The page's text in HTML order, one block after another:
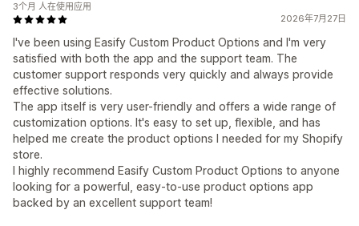
2026年7月27日
I've been using Easify Custom Product Options and I'm very
satisfied with both the app and the support team. The
customer support responds very quickly and always provide
effective solutions.
The app itself is very user-friendly and offers a wide range of
customization options. It's easy to set up, flexible, and has
helped me create the product options I needed for my Shopify
store.
I highly recommend Easify Custom Product Options to anyone
looking for a powerful, easy-to-use product options app
backed by an excellent support team!
3个月 人在使用应用